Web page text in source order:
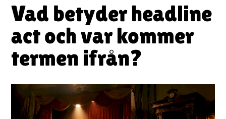
Vad betyder headline
act och var kommer
termen ifrån?